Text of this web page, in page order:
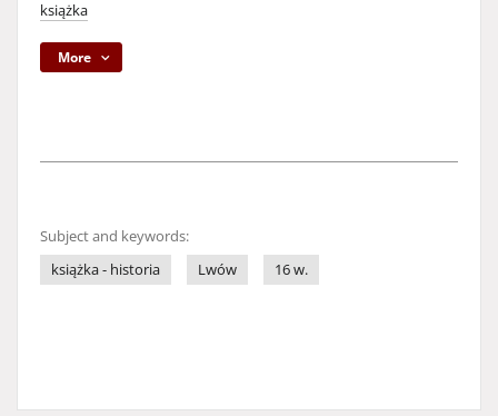
książka
More
Subject and keywords:
książka - historia
Lwów 16 w.